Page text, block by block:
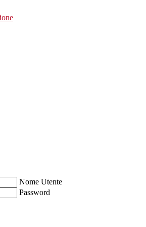
Nome Utente
Password